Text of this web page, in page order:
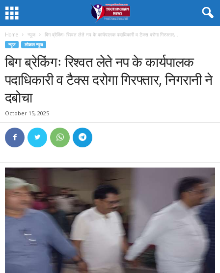
Home न्यूज बिग ब्रेकिंगः रिश्वत लेते नप के कार्यपालक पदाधिकारी व टैक्स दरोगा गिरफ्तार,...
न्यूज लोकल न्यूज
बिग ब्रेकिंगः रिश्वत लेते नप के कार्यपालक
पदाधिकारी व टैक्स दरोगा गिरफ्तार, निगरानी ने
दबोचा
October 15, 2025